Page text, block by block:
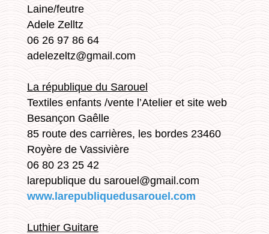
Laine/feutre
Adele Zelltz
06 26 97 86 64
adelezeltz@gmail.com
La république du Sarouel
Textiles enfants /vente l’Atelier et site web
Besançon Gaêlle
85 route des carrières, les bordes 23460
Royère de Vassivière
06 80 23 25 42
larepublique du sarouel@gmail.com
www.larepubliquedusarouel.com
Luthier Guitare